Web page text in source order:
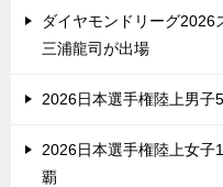
ダイヤモンドリーグ2026
三浦龍司が出場
2026日本選手権陸上男子
2026日本選手権陸上女子
覇